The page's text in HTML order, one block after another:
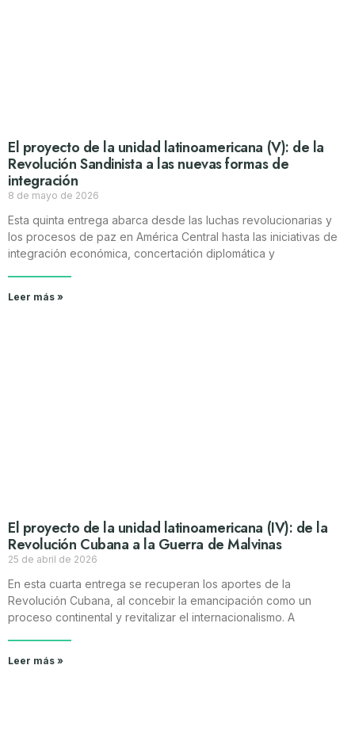
El proyecto de la unidad latinoamericana (V): de la
Revolución Sandinista a las nuevas formas de
integración
8 de mayo de 2026
Esta quinta entrega abarca desde las luchas revolucionarias y
los procesos de paz en América Central hasta las iniciativas de
integración económica, concertación diplomática y
Leer más »
El proyecto de la unidad latinoamericana (IV): de la
Revolución Cubana a la Guerra de Malvinas
25 de abril de 2026
En esta cuarta entrega se recuperan los aportes de la
Revolución Cubana, al concebir la emancipación como un
proceso continental y revitalizar el internacionalismo. A
Leer más »